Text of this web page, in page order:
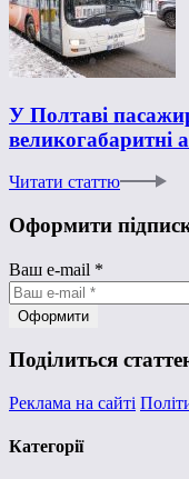
У Полтаві
великогабаритні
Читати статтю
Оформити
Ваш e-mail *
Поділиться
Реклама на сайті
Категорії